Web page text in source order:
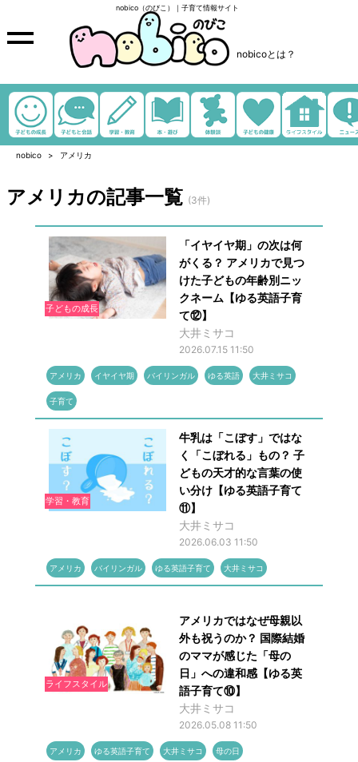
nobico（のびこ）｜子育て情報サイト
nobicoとは？
nobico アメリカ
アメリカの記事一覧 (3件)
子どもの成長
「イヤイヤ期」の次は何
がくる？ アメリカで見つ
けた子どもの年齢別ニッ
クネーム【ゆる英語子育
て⑫】
大井ミサコ
2026.07.15 11:50
アメリカ イヤイヤ期 バイリンガル ゆる英語 大井ミサコ
子育て
学習・教育
牛乳は「こぼす」ではな
く「こぼれる」もの？ 子
どもの天才的な言葉の使
い分け【ゆる英語子育て
⑪】
大井ミサコ
2026.06.03 11:50
アメリカ バイリンガル ゆる英語子育て 大井ミサコ
ライフスタイル
アメリカではなぜ母親以
外も祝うのか？ 国際結婚
のママが感じた「母の
日」への違和感【ゆる英
語子育て⑩】
大井ミサコ
2026.05.08 11:50
アメリカ ゆる英語子育て 大井ミサコ 母の日